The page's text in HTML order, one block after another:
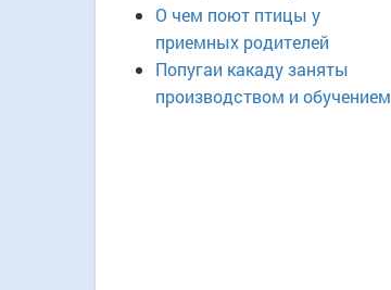
О чем поют птицы у
приемных родителей
Попугаи какаду заняты
производством и обучением